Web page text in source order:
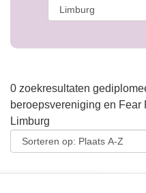
0 zoekresultaten
beroepsvereniging en Fear
Limburg